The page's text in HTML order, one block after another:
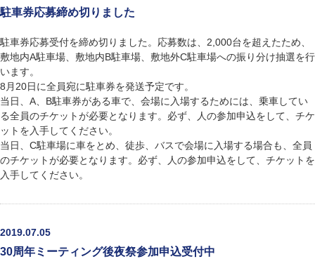
駐車券応募締め切りました
駐車券応募受付を締め切りました。応募数は、2,000台を超えたため、
敷地内A駐車場、敷地内B駐車場、敷地外C駐車場への振り分け抽選を行
います。
8月20日に全員宛に駐車券を発送予定です。
当日、A、B駐車券がある車で、会場に入場するためには、乗車してい
る全員のチケットが必要となります。必ず、人の参加申込をして、チケ
ットを入手してください。
当日、C駐車場に車をとめ、徒歩、バスで会場に入場する場合も、全員
のチケットが必要となります。必ず、人の参加申込をして、チケットを
入手してください。
2019.07.05
30周年ミーティング後夜祭参加申込受付中